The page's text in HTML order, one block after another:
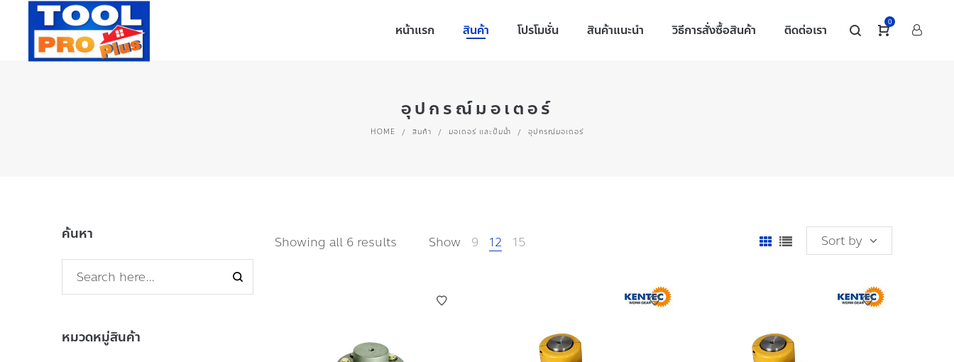
หน้าแรก สินค้า โปรโมชั่น สินค้าแนะนำ วิธีการสั่งซื้อสินค้า ติดต่อเรา 0
อุปกรณ์มอเตอร์
HOME / สินค้า / มอเตอร์ และปั๊มน้ำ / อุปกรณ์มอเตอร์
Showing all 6 results Show 9 12 15 Sort by
ค้นหา
หมวดหมู่สินค้า